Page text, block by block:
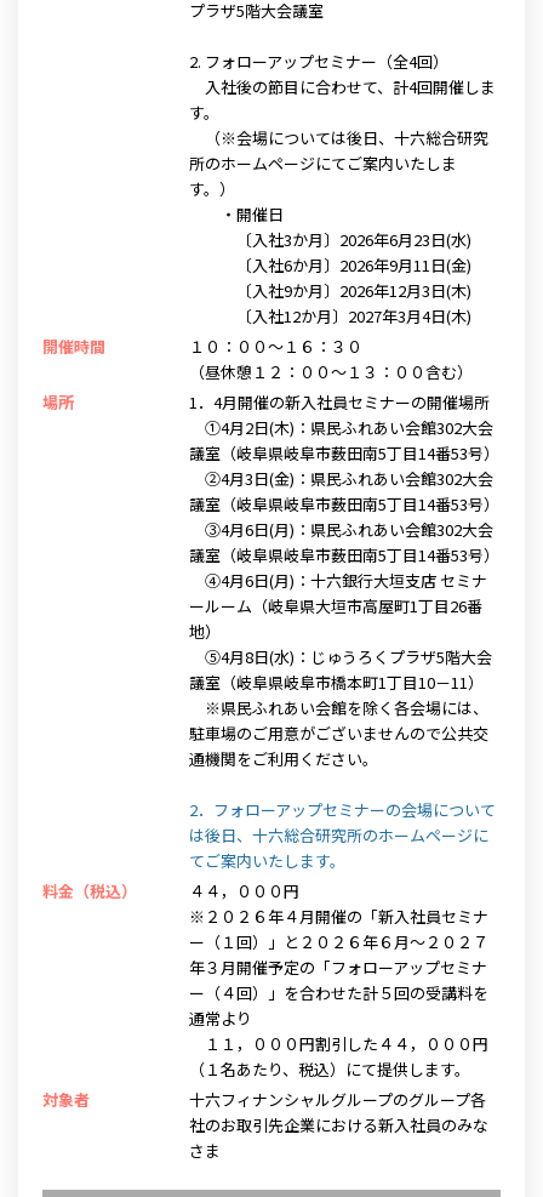
プラザ5階大会議室
2. フォローアップセミナー（全4回）
入社後の節目に合わせて、計4回開催しま
す。
（※会場については後日、十六総合研究
所のホームページにてご案内いたしま
す。）
・開催日
〔入社3か月〕2026年6月23日(水)
〔入社6か月〕2026年9月11日(金)
〔入社9か月〕2026年12月3日(木)
〔入社12か月〕2027年3月4日(木)
開催時間
１０：００～１６：３０
（昼休憩１２：００～１３：００含む）
場所
1．4月開催の新入社員セミナーの開催場所
①4月2日(木)：県民ふれあい会館302大会
議室（岐阜県岐阜市薮田南5丁目14番53号）
②4月3日(金)：県民ふれあい会館302大会
議室（岐阜県岐阜市薮田南5丁目14番53号）
③4月6日(月)：県民ふれあい会館302大会
議室（岐阜県岐阜市薮田南5丁目14番53号）
④4月6日(月)：十六銀行大垣支店 セミナ
ールーム（岐阜県大垣市高屋町1丁目26番
地）
⑤4月8日(水)：じゅうろくプラザ5階大会
議室（岐阜県岐阜市橋本町1丁目10－11）
※県民ふれあい会館を除く各会場には、
駐車場のご用意がございませんので公共交
通機関をご利用ください。
2．フォローアップセミナーの会場について
は後日、十六総合研究所のホームページに
てご案内いたします。
料金（税込）
４４，０００円
※２０２６年４月開催の「新入社員セミナ
ー（１回）」と２０２６年６月～２０２７
年３月開催予定の「フォローアップセミナ
ー（４回）」を合わせた計５回の受講料を
通常より
１１，０００円割引した４４，０００円
（１名あたり、税込）にて提供します。
対象者
十六フィナンシャルグループのグループ各
社のお取引先企業における新入社員のみな
さま